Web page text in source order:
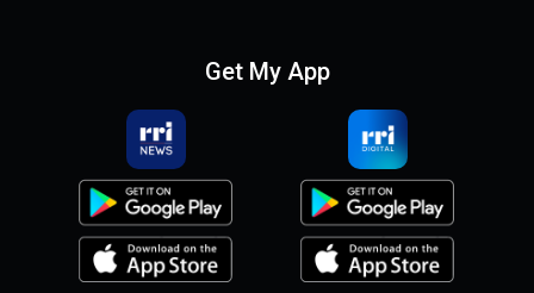
Get My App